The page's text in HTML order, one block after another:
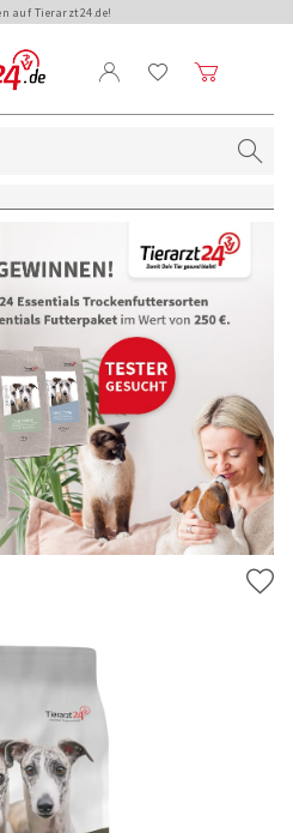
auf Tierarzt24.de!